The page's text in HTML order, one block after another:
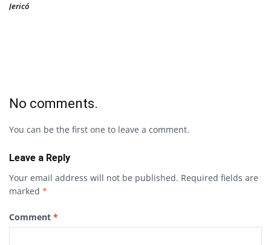
Jericó
No comments.
You can be the first one to leave a comment.
Leave a Reply
Your email address will not be published. Required fields are
marked *
Comment *